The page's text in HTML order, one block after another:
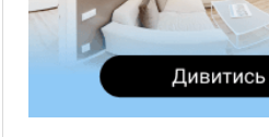
20:47
На "зебрі" у Франківську
збили жінку
Прикарпаття серед лідерів
новобудов і рекордсмен за